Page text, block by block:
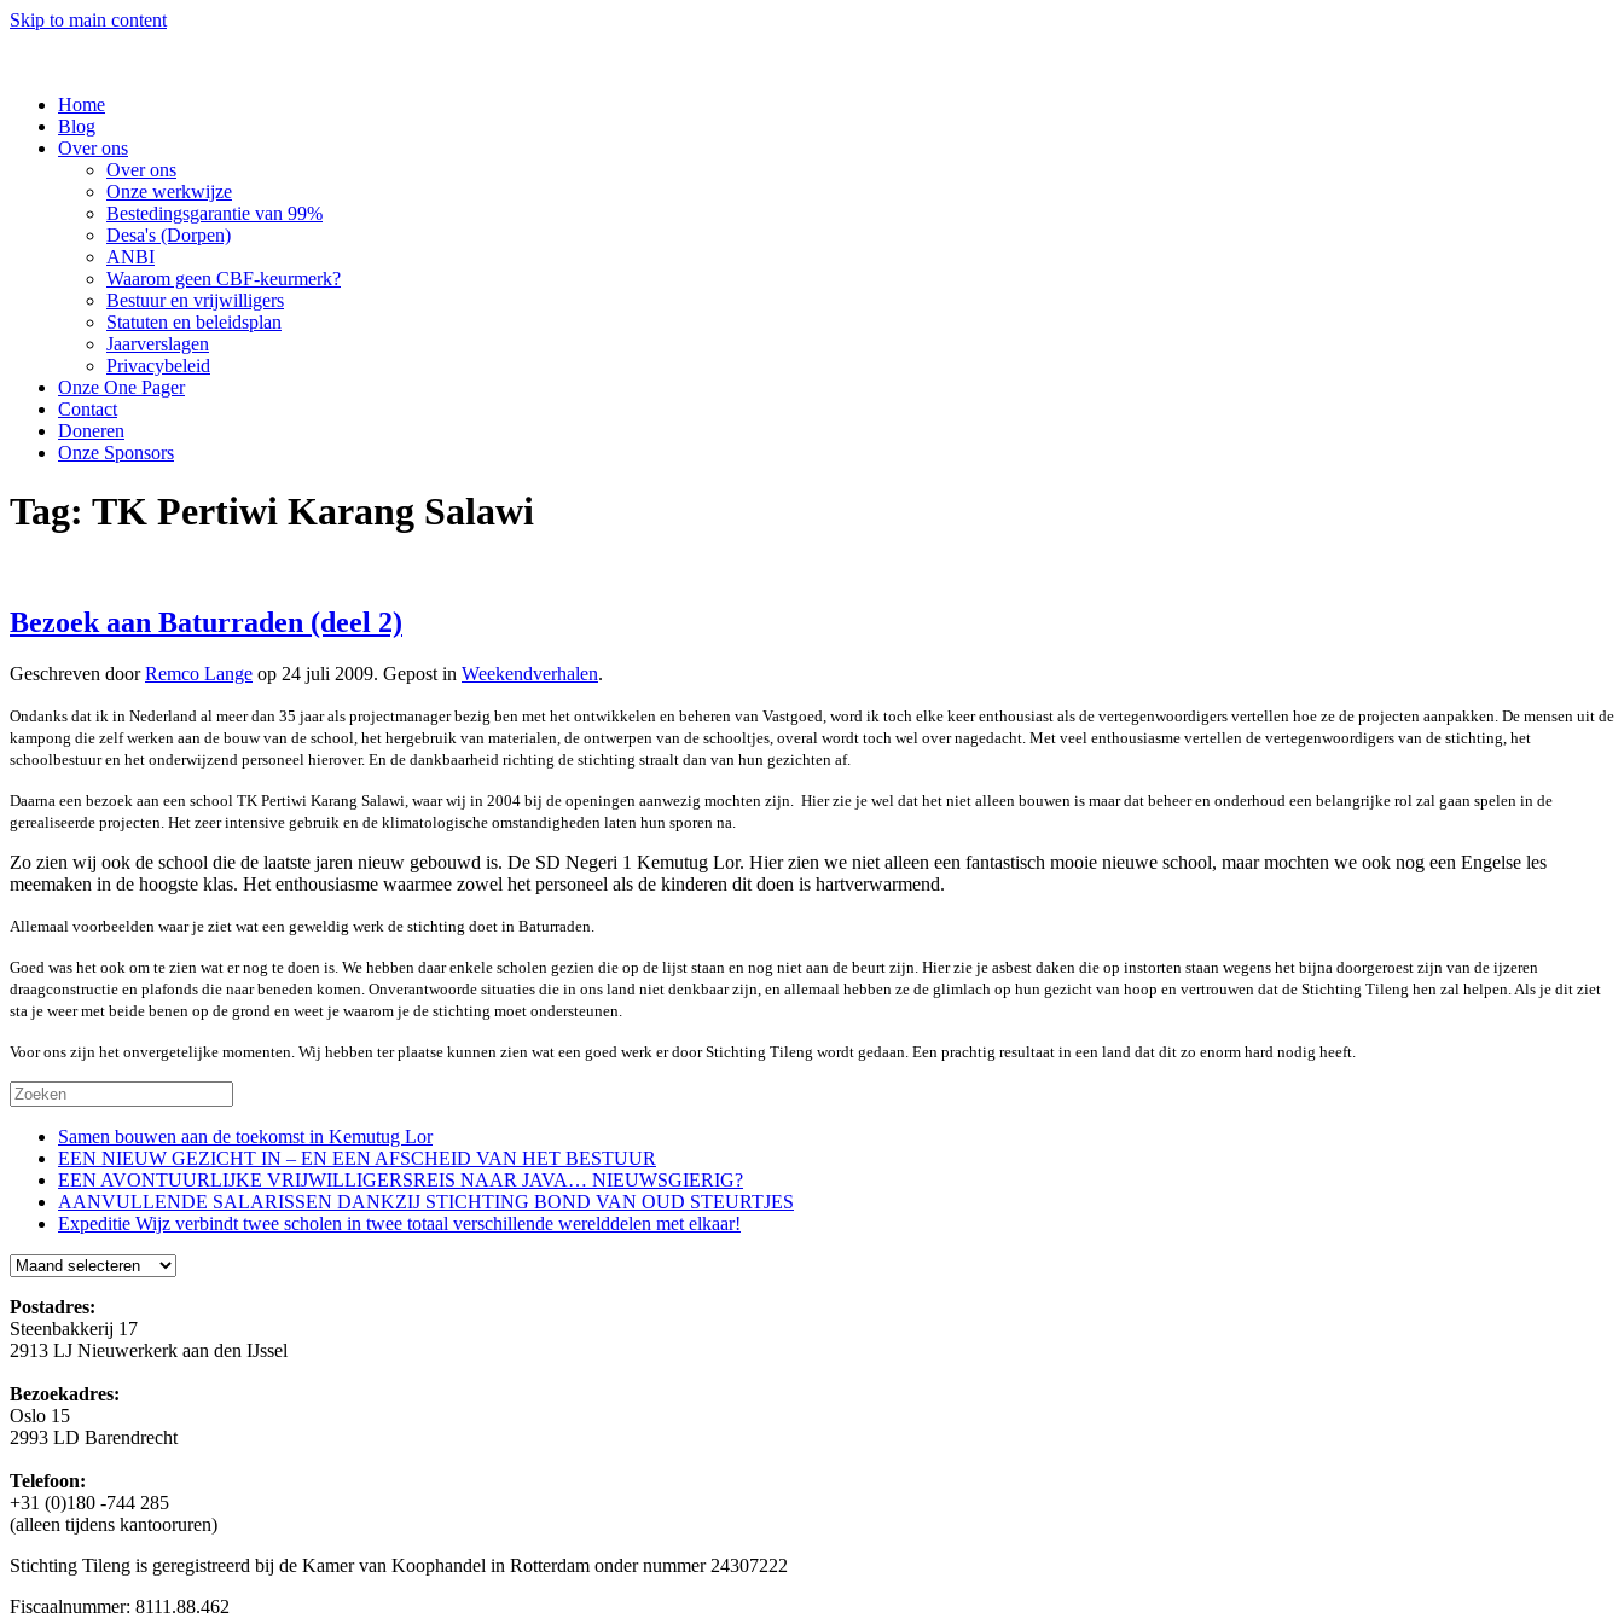
Skip to main content
Home
Blog
Over ons
Over ons
Onze werkwijze
Bestedingsgarantie van 99%
Desa's (Dorpen)
ANBI
Waarom geen CBF-keurmerk?
Bestuur en vrijwilligers
Statuten en beleidsplan
Jaarverslagen
Privacybeleid
Onze One Pager
Contact
Doneren
Onze Sponsors
Tag: TK Pertiwi Karang Salawi
Bezoek aan Baturraden (deel 2)
Geschreven doorRemco Lange op 24 juli 2009. Gepost in Weekendverhalen.
Ondanks dat ik in Nederland al meer dan 35 jaar als projectmanager bezig ben met het ontwikkelen en beheren van Vastgoed, word ik toch elke keer enthousiast als de vertegenwoordigers vertellen hoe ze de projecten aanpakken. De mensen uit de
kampong die zelf werken aan de bouw van de school, het hergebruik van materialen, de ontwerpen van de schooltjes, overal wordt toch wel over nagedacht. Met veel enthousiasme vertellen de vertegenwoordigers van de stichting, het
schoolbestuur en het onderwijzend personeel hierover. En de dankbaarheid richting de stichting straalt dan van hun gezichten af.
Daarna een bezoek aan een school TK Pertiwi Karang Salawi, waar wij in 2004 bij de openingen aanwezig mochten zijn. Hier zie je wel dat het niet alleen bouwen is maar dat beheer en onderhoud een belangrijke rol zal gaan spelen in de
gerealiseerde projecten. Het zeer intensive gebruik en de klimatologische omstandigheden laten hun sporen na.
Zo zien wij ook de school die de laatste jaren nieuw gebouwd is. De SD Negeri 1 Kemutug Lor. Hier zien we niet alleen een fantastisch mooie nieuwe school, maar mochten we ook nog een Engelse les
meemaken in de hoogste klas. Het enthousiasme waarmee zowel het personeel als de kinderen dit doen is hartverwarmend.
Allemaal voorbeelden waar je ziet wat een geweldig werk de stichting doet in Baturraden.
Goed was het ook om te zien wat er nog te doen is. We hebben daar enkele scholen gezien die op de lijst staan en nog niet aan de beurt zijn. Hier zie je asbest daken die op instorten staan wegens het bijna doorgeroest zijn van de ijzeren
draagconstructie en plafonds die naar beneden komen. Onverantwoorde situaties die in ons land niet denkbaar zijn, en allemaal hebben ze de glimlach op hun gezicht van hoop en vertrouwen dat de Stichting Tileng hen zal helpen. Als je dit ziet
sta je weer met beide benen op de grond en weet je waarom je de stichting moet ondersteunen.
Voor ons zijn het onvergetelijke momenten. Wij hebben ter plaatse kunnen zien wat een goed werk er door Stichting Tileng wordt gedaan. Een prachtig resultaat in een land dat dit zo enorm hard nodig heeft.
Samen bouwen aan de toekomst in Kemutug Lor
EEN NIEUW GEZICHT IN – EN EEN AFSCHEID VAN HET BESTUUR
EEN AVONTUURLIJKE VRIJWILLIGERSREIS NAAR JAVA… NIEUWSGIERIG?
AANVULLENDE SALARISSEN DANKZIJ STICHTING BOND VAN OUD STEURTJES
Expeditie Wijz verbindt twee scholen in twee totaal verschillende werelddelen met elkaar!
Blog
Postadres:
Steenbakkerij 17
2913 LJ Nieuwerkerk aan den IJssel
Bezoekadres:
Oslo 15
2993 LD Barendrecht
Telefoon:
+31 (0)180 -744 285
(alleen tijdens kantooruren)
Stichting Tileng is geregistreerd bij de Kamer van Koophandel in Rotterdam onder nummer 24307222
Fiscaalnummer: 8111.88.462